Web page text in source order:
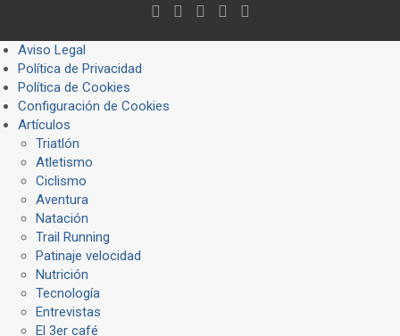
Aviso Legal
Política de Privacidad
Política de Cookies
Configuración de Cookies
Artículos
Triatlón
Atletismo
Ciclismo
Aventura
Natación
Trail Running
Patinaje velocidad
Nutrición
Tecnología
Entrevistas
El 3er café